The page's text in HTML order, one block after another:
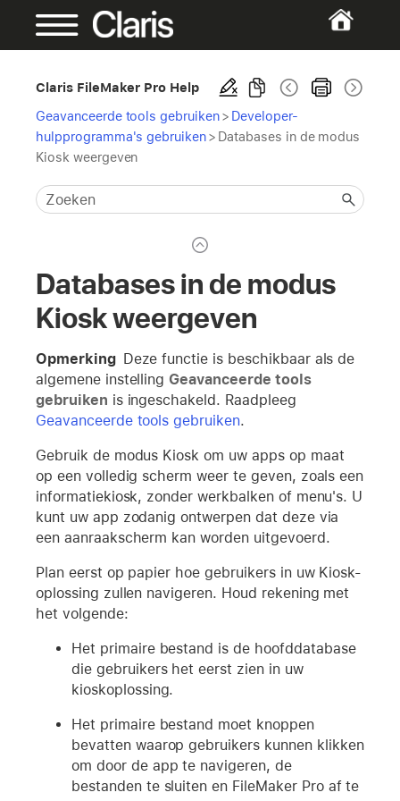
Claris FileMaker Pro Help
Geavanceerde tools gebruiken> Developer-
hulpprogramma's gebruiken> Databases in de modus
Kiosk weergeven
Databases in de modus
Kiosk weergeven
Opmerking Deze functie is beschikbaar als de
algemene instelling Geavanceerde tools
gebruiken is ingeschakeld. Raadpleeg
Geavanceerde tools gebruiken.
Gebruik de modus Kiosk om uw apps op maat
op een volledig scherm weer te geven, zoals een
informatiekiosk, zonder werkbalken of menu's. U
kunt uw app zodanig ontwerpen dat deze via
een aanraakscherm kan worden uitgevoerd.
Plan eerst op papier hoe gebruikers in uw Kiosk-
oplossing zullen navigeren. Houd rekening met
het volgende:
Het primaire bestand is de hoofddatabase
die gebruikers het eerst zien in uw
kioskoplossing.
Het primaire bestand moet knoppen
bevatten waarop gebruikers kunnen klikken
om door de app te navigeren, de
bestanden te sluiten en FileMaker Pro af te